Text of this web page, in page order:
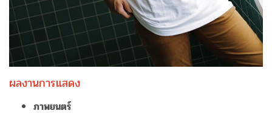
ผลงานการแสดง
ภาพยนตร์